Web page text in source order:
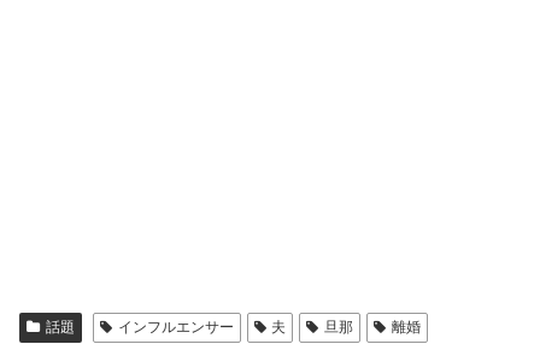
話題 インフルエンサー 夫 旦那 離婚